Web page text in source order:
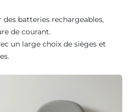
batteries rechargeables,
de courant.
un large choix de sièges et